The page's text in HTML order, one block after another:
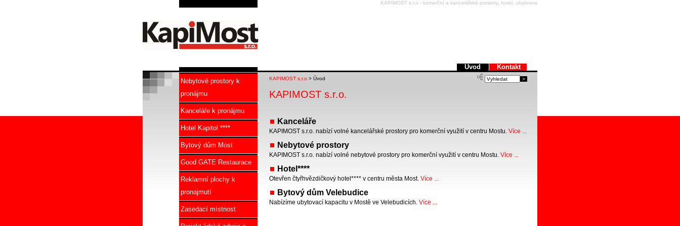
KAPIMOST s.r.o - komerční a kancelářské prostory, hotel, ubytovna
Úvod Kontakt
KAPIMOST s.r.o > Úvod
KAPIMOST s.r.o.
Kanceláře
KAPIMOST s.r.o. nabízí volné kancelářské prostory pro komerční využití v centru Mostu. Více ...
Nebytové prostory
KAPIMOST s.r.o. nabízí volné nebytové prostory pro komerční využití v centru Mostu. Více ...
Hotel****
Otevřen čtyřhvězdičkový hotel**** v centru města Most. Více ...
Bytový dům Velebudice
Nabízíme ubytovací kapacitu v Mostě ve Velebudicích. Více ...
Nebytové prostory k
pronájmu
Kanceláře k pronájmu
Hotel Kapitol ****
Bytový dům Most
Good GATE Restaurace
Reklamní plochy k
pronajmutí
Zasedací místnost